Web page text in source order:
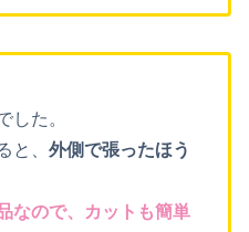
した。
と、 外側で張ったほう
なので、カットも簡単